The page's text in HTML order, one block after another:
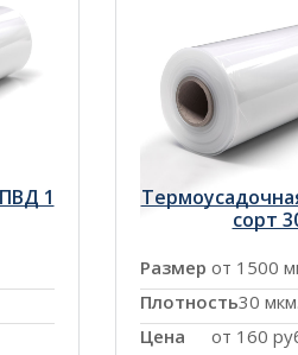
1
сорт
Размер от 1500
Плотность30 мкм.
Цена
от 160